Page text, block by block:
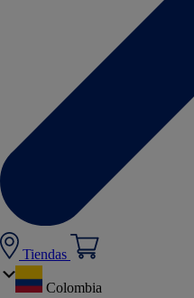
Tiendas
Colombia